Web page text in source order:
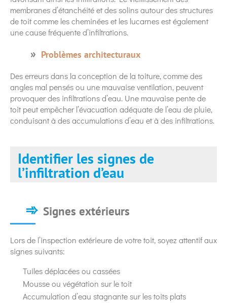
membranes d’étanchéité et des solins autour des structures
de toit comme les cheminées et les lucarnes est également
une cause fréquente d’infiltrations.
Problèmes architecturaux
Des erreurs dans la conception de la toiture, comme des
angles mal pensés ou une mauvaise ventilation, peuvent
provoquer des infiltrations d’eau. Une mauvaise pente de
toit peut empêcher l’évacuation adéquate de l’eau de pluie,
conduisant à des accumulations d’eau et à des infiltrations.
Identifier les signes de
l’infiltration d’eau
Signes extérieurs
Lors de l’inspection extérieure de votre toit, soyez attentif aux
signes suivants:
Tuiles déplacées ou cassées
Mousse ou végétation sur le toit
Accumulation d’eau stagnante sur les toits plats